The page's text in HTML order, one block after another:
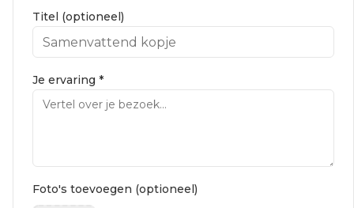
Titel (optioneel)
Je ervaring *
Foto's toevoegen (optioneel)